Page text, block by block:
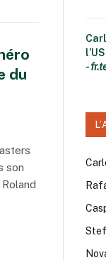
du
son
-